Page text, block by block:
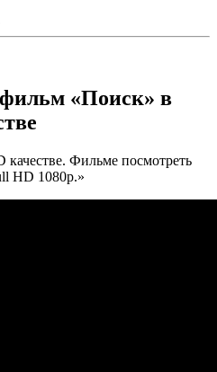
«Поиск» в
Фильме посмотреть
HD 1080p.»